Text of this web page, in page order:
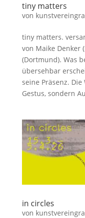
tiny matters
von
tiny matters.
von Maike Denker
(Dortmund). Was
übersehbar
seine Präsenz.
Gestus, sondern
in circles
von